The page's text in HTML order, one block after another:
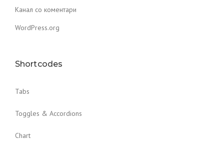
Канал со коментари
WordPress.org
Shortcodes
Tabs
Toggles & Accordions
Chart